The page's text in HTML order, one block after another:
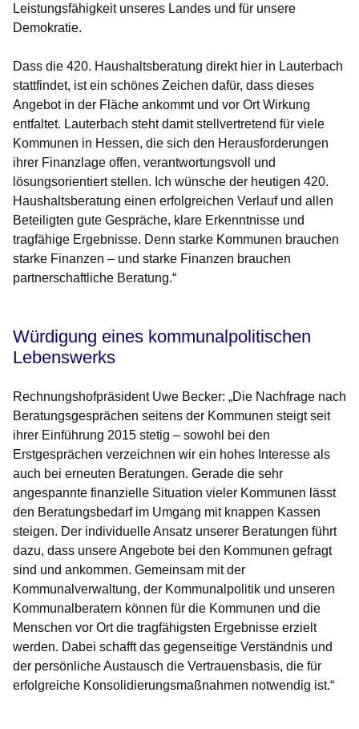
Leistungsfähigkeit unseres Landes und für unsere
Demokratie.
Dass die 420. Haushaltsberatung direkt hier in Lauterbach
stattfindet, ist ein schönes Zeichen dafür, dass dieses
Angebot in der Fläche ankommt und vor Ort Wirkung
entfaltet. Lauterbach steht damit stellvertretend für viele
Kommunen in Hessen, die sich den Herausforderungen
ihrer Finanzlage offen, verantwortungsvoll und
lösungsorientiert stellen. Ich wünsche der heutigen 420.
Haushaltsberatung einen erfolgreichen Verlauf und allen
Beteiligten gute Gespräche, klare Erkenntnisse und
tragfähige Ergebnisse. Denn starke Kommunen brauchen
starke Finanzen – und starke Finanzen brauchen
partnerschaftliche Beratung.“
Würdigung eines kommunalpolitischen
Lebenswerks
Rechnungshofpräsident Uwe Becker: „Die Nachfrage nach
Beratungsgesprächen seitens der Kommunen steigt seit
ihrer Einführung 2015 stetig – sowohl bei den
Erstgesprächen verzeichnen wir ein hohes Interesse als
auch bei erneuten Beratungen. Gerade die sehr
angespannte finanzielle Situation vieler Kommunen lässt
den Beratungsbedarf im Umgang mit knappen Kassen
steigen. Der individuelle Ansatz unserer Beratungen führt
dazu, dass unsere Angebote bei den Kommunen gefragt
sind und ankommen. Gemeinsam mit der
Kommunalverwaltung, der Kommunalpolitik und unseren
Kommunalberatern können für die Kommunen und die
Menschen vor Ort die tragfähigsten Ergebnisse erzielt
werden. Dabei schafft das gegenseitige Verständnis und
der persönliche Austausch die Vertrauensbasis, die für
erfolgreiche Konsolidierungsmaßnahmen notwendig ist.“